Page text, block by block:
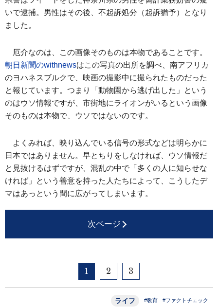
いで逮捕。男性はその後、不起訴処分（起訴猶予）となり
ました。
厄介なのは、この画像そのものは本物であることです。
朝日新聞のwithnewsはこの写真の出所を調べ、南アフリカ
のヨハネスブルクで、映画の撮影中に撮られたものだった
と報じています。つまり「動物園から逃げ出した」という
のはウソ情報ですが、市街地にライオンがいるという画像
そのものは本物で、ウソではないのです。
よくみれば、映り込んでいる信号の形式などは明らかに
日本ではありません。早とちりをしなければ、ウソ情報だ
と見抜けるはずですが、混乱の中で「多くの人に知らせな
ければ」という善意を持った人たちによって、こうしたデ
マはあっという間に広がってしまいます。
次ページ
1 2 3
ライフ #教育 #ファクトチェック